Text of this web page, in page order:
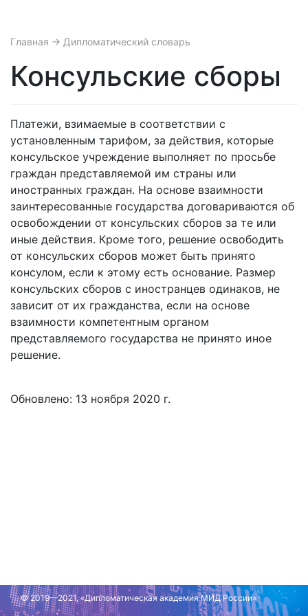
Главная → Дипломатический словарь
Консульские сборы
Платежи, взимаемые в соответ­ствии с
установленным тарифом, за действия, которые
консульское учреждение выполняет по просьбе
граждан представляемой им страны или
иностранных граждан. На основе взаимности
заинтересованные государства договариваются об
освобождении от консульских сборов за те или
иные действия. Кроме того, решение освободить
от консульских сборов может быть принято
консулом, если к этому есть основание. Размер
консульских сборов с иностранцев одинаков, не
зависит от их гражданства, если на основе
взаимности компетентным органом
представляемого государства не принято иное
решение.
Обновлено: 13 ноября 2020 г.
© 2019—2021, «Дипломатическая академия МИД России»